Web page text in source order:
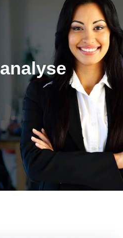
analyse